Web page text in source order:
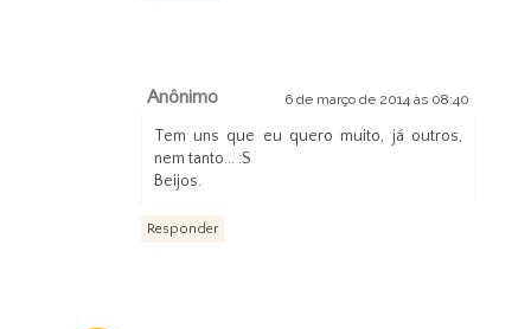
Anônimo 6 de março de 2014 às 08:40
Tem uns que eu quero muito, já outros,
nem tanto... :S
Beijos.
Responder